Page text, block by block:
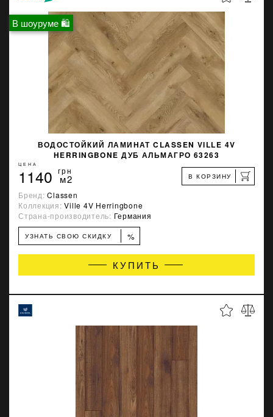
В шоуруме 🛍
ВОДОСТОЙКИЙ ЛАМИНАТ CLASSEN VILLE 4V
HERRINGBONE ДУБ АЛЬМАГРО 63263
ЦЕНА
1140 грн
м2 В КОРЗИНУ
Бренд:Classen
Коллекция:Ville 4V Herringbone
Страна-производитель: Германия
УЗНАТЬ СВОЮ СКИДКУ %
КУПИТЬ